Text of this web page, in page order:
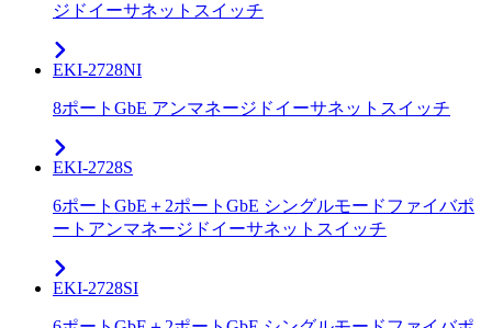
ジドイーサネットスイッチ
EKI-2728NI
8ポートGbE アンマネージドイーサネットスイッチ
EKI-2728S
6ポートGbE＋2ポートGbE シングルモードファイバポ
ートアンマネージドイーサネットスイッチ
EKI-2728SI